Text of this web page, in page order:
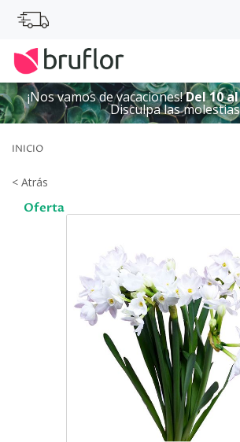
¡Nos vamos de vacaciones!Del 10
Disculpa las
INICIO
< Atrás
Oferta